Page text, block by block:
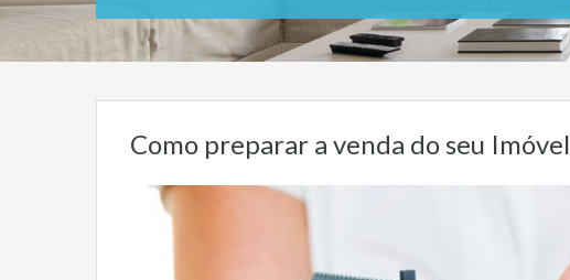
Como preparar a venda do seu Imóvel